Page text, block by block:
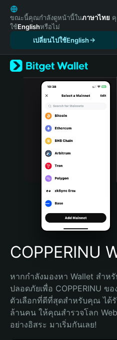
English
日本語
Tiếng Việt
Español (Latinoamérica)
Türkçe
Italiano
Português (Portugal)
Bahasa Indonesia
Português (Brasil)
Español (Argentina)
ขณะนี้คุณกำลังดูหน้านี้ในภาษาไทย
ใช้Englishหรือไม่
เปลี่ยนไปใช้English
COPPERINU
หากกำลังมองหา Wallet สำห
ปลอดภัยเพื่อ COPPERINU ข
ตัวเลือกที่ดีที่สุดสำหรับคุณ ได้
ล้านคน ให้คุณสำรวจโลก
อย่างอิสระ มาเริ่มกันเลย!